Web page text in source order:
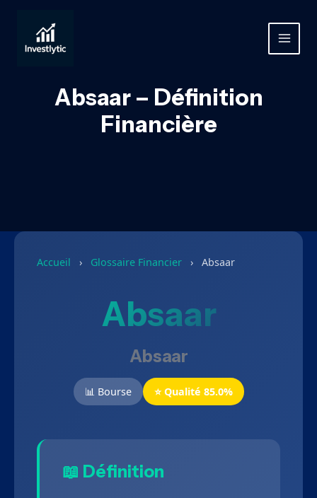
contenu
MAIN
Absaar – Définition
Financière
Accueil › Glossaire Financier › Absaar
Absaar
Absaar
📊 Bourse ⭐ Qualité 85.0%
📖 Définition